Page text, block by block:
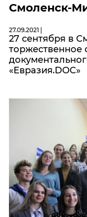
Смоленск-
27.09.2021 |
27 сентября в
торжественное
«Евразия.DOC»